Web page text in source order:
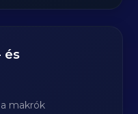
és
makrók